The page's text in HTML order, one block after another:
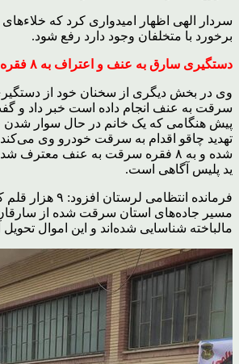
سردار الهی اظهار امیدواری کرد که خلاءهای
برخورد با متخلفان وجود دارد رفع شود.
دستگیری سارق به عنف و اعتراف به ۸ فقره سرقت
وی در بخش دیگری از سخنان خود از
سرقت به عنف انجام داده است خبر داد و
پیش هنگامی که یک خانم در حال سوار شدن
تهدید چاقو اقدام به سرقت خودرو وی
شده و به ۸ فقره سرقت به عنف
ید پلیس آگاهی است.
فرمانده انتظامی
مسیر جاده‌های استان سرقت شده از
مالباخته شناسایی شده‌اند و این اموال